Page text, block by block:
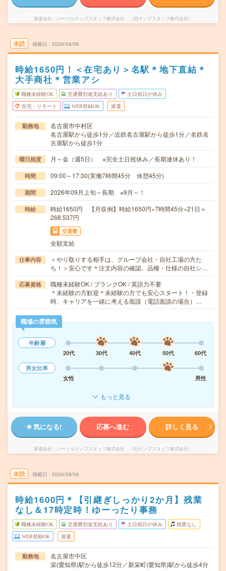
派遣会社 パーソルテンプスタッフ株式会社 （旧テンプスタッフ株式会社）
未読 掲載日 2026/08/06
時給1650円！＜在宅あり＞名駅＊地下直結＊
大手商社＊営業アシ
職種未経験OK 交通費別途支給あり 土日祝日が休み
在宅・リモート WEB登録OK 派遣
勤務地
名古屋市中村区
名古屋駅から徒歩1分／近鉄名古屋駅から徒歩1分／名鉄名
古屋駅から徒歩1分
曜日頻度 月～金（週5日） ※完全土日祝休み／長期連休あり！
時間 09:00～17:30(実働7時間45分 休憩45分)
期間 2026年09月上旬～長期 ※9月～！
時給
時給1650円 【月収例】時給1650円×7時間45分×21日＝
268,537円
交通費
全額支給
仕事内容
＜やり取りする相手は、グループ会社・自社工場の方た
ち！＞安心です＊注文内容の確認、品種・仕様の自社シ…
応募資格
職種未経験OK / ブランクOK / 英語力不要
＊未経験の方歓迎＊未経験の方でも安心スタート！・登録
時、キャリアを一緒に考える面談（電話面談の場合）…
職場の雰囲気
年齢層
20代
30代 40代 50代
60代
男女比率
女性
男性
もっと見る
気になる! 応募へ進む 詳しく見る
派遣会社 パーソルテンプスタッフ株式会社 （旧テンプスタッフ株式会社）
未読 掲載日 2026/08/06
時給1600円＊【引継ぎしっかり2か月】残業
なし＆17時定時！ゆーったり事務
職種未経験OK 交通費別途支給あり 土日祝日が休み 残業なし
WEB登録OK 派遣
勤務地
名古屋市中区
栄(愛知県)駅から徒歩12分／新栄町(愛知県)駅から徒歩4分